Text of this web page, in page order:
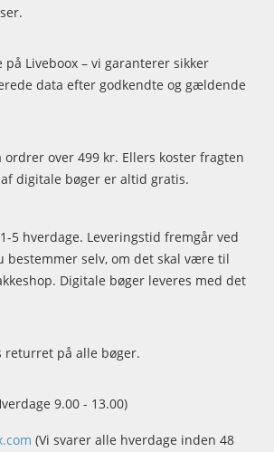
Liveboox – vi garanterer sikker
data efter godkendte og gældende
ordrer over 499 kr. Ellers koster fragten
digitale bøger er altid gratis.
5 hverdage. Leveringstid fremgår ved
bestemmer selv, om det skal være til
Digitale bøger leveres med det
returret på alle bøger.
9.00 - 13.00)
(Vi svarer alle hverdage inden 48